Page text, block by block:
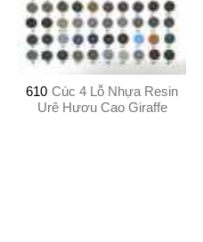
610 Cúc 4 Lỗ Nhựa Resin
Urê Hươu Cao Giraffe